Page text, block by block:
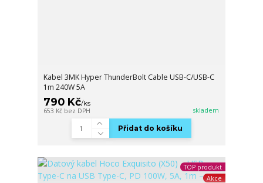
Kabel 3MK Hyper ThunderBolt Cable USB-C/USB-C
1m 240W 5A
790 Kč/ks
653 Kč bez DPH skladem
Přidat do košíku
TOP produkt
Akce